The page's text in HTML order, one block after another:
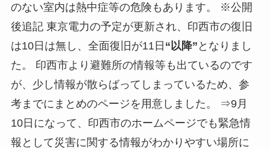
のない室内は熱中症等の危険もあります。 ※公開
後追記 東京電力の予定が更新され、印西市の復旧
は10日は無し、全面復旧が11日 “以降” となりまし
た。 印西市より避難所の情報等も出ているのです
が、少し情報が散らばってしまっているため、参
考までにまとめのページを用意しました。 ⇒9月
10日になって、印西市のホームページでも緊急情
報として災害に関する情報がわかりやすい場所に